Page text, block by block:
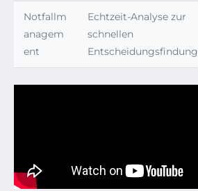
Notfallm
anagem
ent
Echtzeit-Analyse zur
schnellen
Entscheidungsfindung